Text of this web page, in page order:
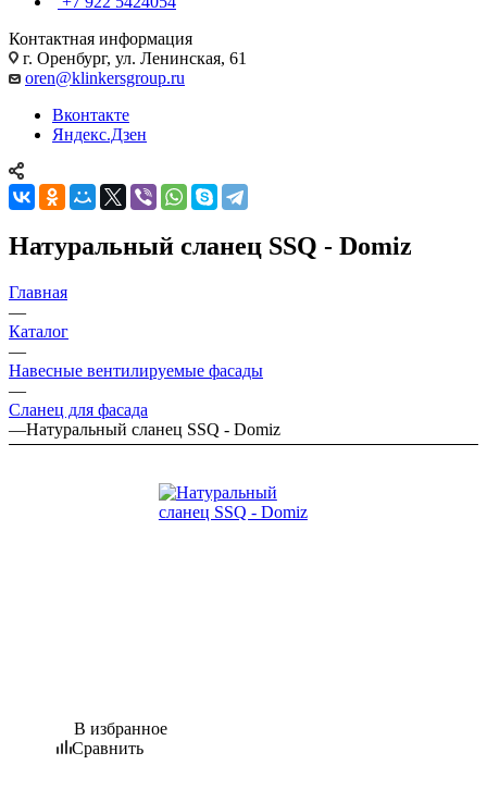
Контактная информация
г. Оренбург, ул. Ленинская, 61
oren@klinkersgroup.ru
Вконтакте
Яндекс.Дзен
Натуральный сланец SSQ - Domiz
Главная
—
Каталог
—
Навесные вентилируемые фасады
—
Сланец для фасада
—Натуральный сланец SSQ - Domiz
В избранное
Сравнить